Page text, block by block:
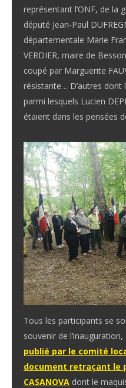
représentant l’ONF, de la
député Jean-Paul
départementale Marie
VERDIER, maire de
coupé par Marguerite
résistante… D’autres dont
parmi lesquels Lucien
étaient dans les pensées
Tous les participants se
souvenir de l’inauguration,
publié par le comité
document retraçant le
CASANOVA dont le